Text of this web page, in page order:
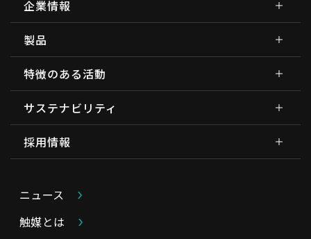
企業情報
製品
特徴のある活動
サステナビリティ
採用情報
ニュース
触媒とは